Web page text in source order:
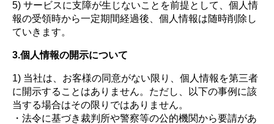
5) サービスに支障が生じないことを前提として、個人情
報の受領時から一定期間経過後、個人情報は随時削除し
ていきます。
3.個人情報の開示について
1) 当社は、お客様の同意がない限り、個人情報を第三者
に開示することはありません。ただし、以下の事例に該
当する場合はその限りではありません。
・法令に基づき裁判所や警察等の公的機関から要請があ